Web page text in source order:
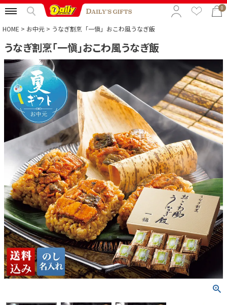
0
特集から選ぶ
予算から選ぶ
カテゴリから選ぶ
贈る相手から選ぶ
HOME お中元 うなぎ割烹「一愼」おこわ風うなぎ飯
うなぎ割烹「一愼」おこわ風うなぎ飯